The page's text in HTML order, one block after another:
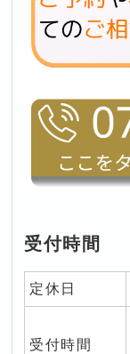
受付時間
定休日
受付時間